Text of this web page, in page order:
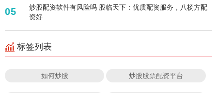
05
炒股配资软件有风险吗 股临天下：优质配资服务，八杨方配
资好
标签列表
如何炒股 炒股股票配资平台